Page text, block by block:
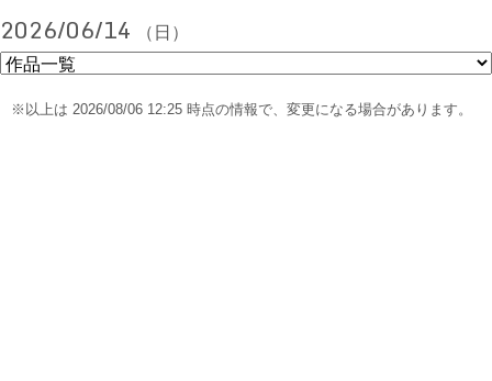
2026/06/14 （日）
※以上は 2026/08/06 12:25 時点の情報で、変更になる場合があります。